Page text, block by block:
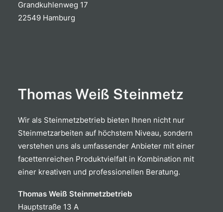
Grandkuhlenweg 17
22549 Hamburg
Thomas Weiß Steinmetz
Wir als Steinmetzbetrieb bieten Ihnen nicht nur
Steinmetzarbeiten auf höchstem Niveau, sondern
verstehen uns als umfassender Anbieter mit einer
facettenreichen Produktvielfalt in Kombination mit
einer kreativen und professionellen Beratung.
Thomas Weiß Steinmetzbetrieb
Hauptstraße 13 A